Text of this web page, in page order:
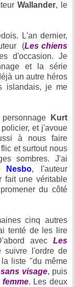
Wallander, le
L'an dernier,
(Les chiens
d'occasion. Je
et la série
un autre héros
islandais, je me
Kurt
et j'avoue
à nous faire
et surtout nous
sombres. J'ai
Nesbo, l'auteur
fait une véritable
du côté
cinq autres
tenté de les lire
avec Les
suivre l'ordre de
liste "du même
visage, puis
. Les deux